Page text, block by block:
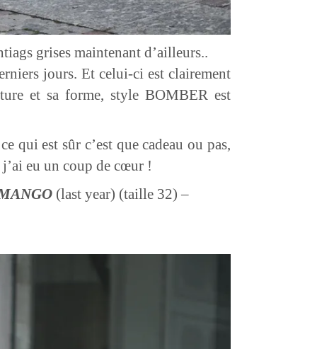
grises maintenant d’ailleurs..
jours. Et celui-ci est clairement
et sa forme, style BOMBER est
qui est sûr c’est que cadeau ou pas,
eu un coup de cœur !
(last year) (taille 32) –